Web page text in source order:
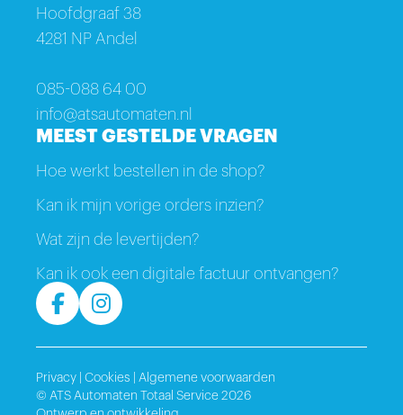
Hoofdgraaf 38
4281 NP Andel
085-088 64 00
info@atsautomaten.nl
MEEST GESTELDE VRAGEN
Hoe werkt bestellen in de shop?
Kan ik mijn vorige orders inzien?
Wat zijn de levertijden?
Kan ik ook een digitale factuur ontvangen?
© ATS Automaten Totaal Service 2026
Privacy Cookies Algemene voorwaarden